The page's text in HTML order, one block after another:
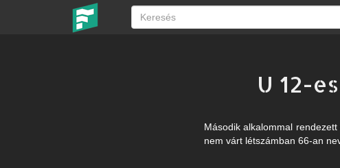
U 12-
Második alkalommal
nem várt létszámban 66-an